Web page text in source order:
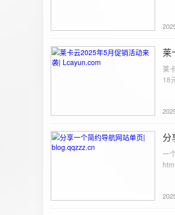
重置默认样式 */ * {
center
#333; display: flex; justify-content: center; align-items: center; min-height:
式 */ .container { background-color: rgba(255, 255, 255, 0.9); /* 使用半
上更清晰地显
padding: 8px;
size: 16px; border: none;
100%; height: 30px; background-
.progress-fill { height:
border-
或成功
莱
莱卡云
18
分
一个简约的网站导航源码单页，直接新建index.html 把下方源码粘贴进去修改保存即可。 <!DOCTYPE html> <html lang="zh"> <head> <meta charset="UTF-8"> <meta name="viewport" content="width=device-width, initial-scale=1.0"> <title>导航